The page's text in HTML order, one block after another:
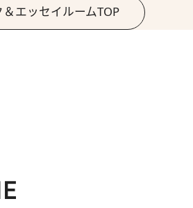
エッセイルームTOP